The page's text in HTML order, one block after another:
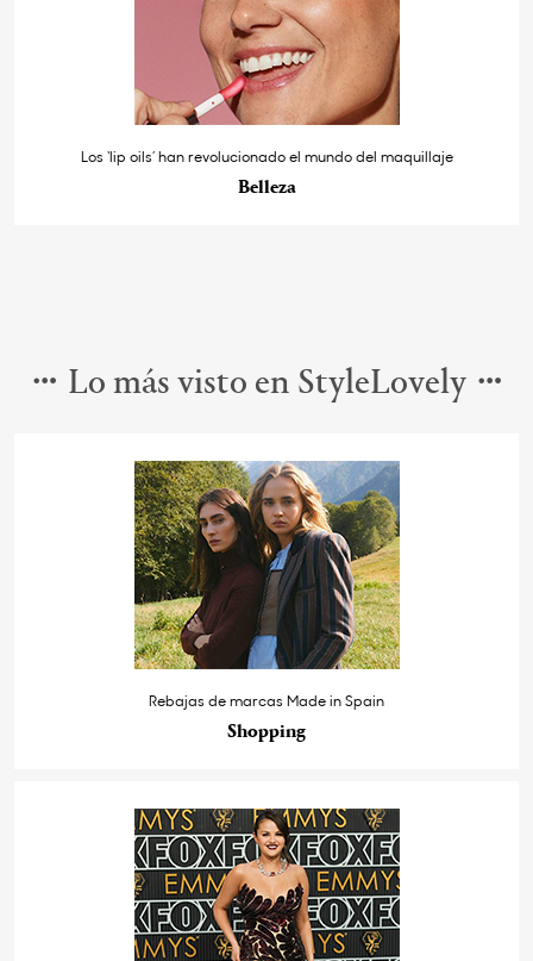
Los ‘lip oils’ han revolucionado el mundo del maquillaje
Belleza
Lo más visto en StyleLovely
Rebajas de marcas Made in Spain
Shopping